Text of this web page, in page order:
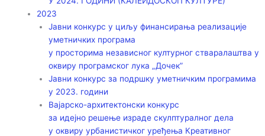
2023
Јавни конкурс у циљу финансирања реализације
уметничких програма
у просторима независног културног стваралаштва у
оквиру програмског лука „Дочек”
Јавни конкурс за подршку уметничким програмима
у 2023. години
Вајарско-архитектонски конкурс
за идејно решење израде скулптуралног дела
у оквиру урбанистичког уређења Креативног